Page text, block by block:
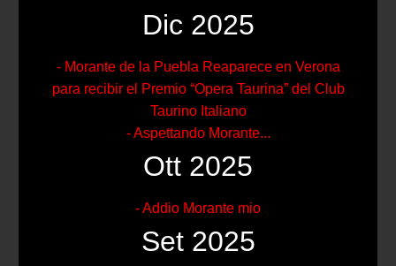
Dic 2025
- Morante de la Puebla Reaparece en Verona
para recibir el Premio “Opera Taurina” del Club
Taurino Italiano
- Aspettando Morante...
Ott 2025
- Addio Morante mio
Set 2025